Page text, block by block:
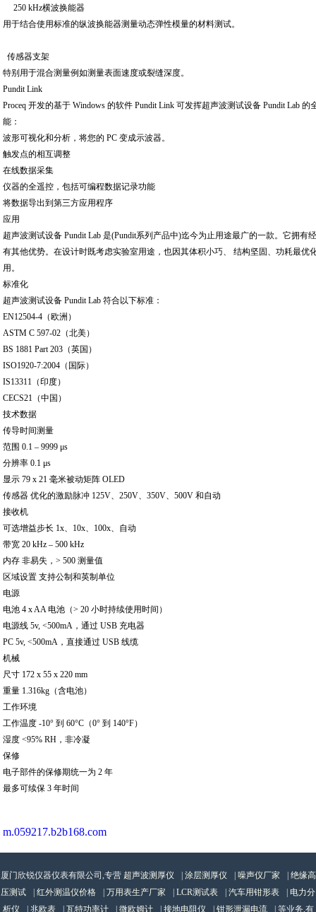
250 kHz横波换能器
用于结合使用标准的纵波换能器测量动态弹性模量的材料测试。
传感器支架
特别用于混合测量例如测量表面速度或裂缝深度。
Pundit Link
Proceq 开发的基于 Windows 的软件 Pundit Link 可发挥超声波测试设备 Pundit Lab
能：
波形可视化和分析，将您的 PC 变成示波器。
触发点的相互调整
在线数据采集
仪器的全遥控，包括可编程数据记录功能
将数据导出到第三方应用程序
应用
超声波测试设备 Pundit Lab 是(Pundit系列产品中)迄今为止用途最广的一款。它拥有
有其他优势。在设计时既考虑实验室用途，也因其体积小巧、 结构坚固、功耗最优
用。
标准化
超声波测试设备 Pundit Lab 符合以下标准：
EN12504-4（欧洲）
ASTM C 597-02（北美）
BS 1881 Part 203（英国）
ISO1920-7:2004（国际）
IS13311（印度）
CECS21（中国）
技术数据
传导时间测量
范围 0.1 – 9999 μs
分辨率 0.1 μs
显示 79 x 21 毫米被动矩阵 OLED
传感器 优化的激励脉冲 125V、250V、350V、500V 和自动
接收机
可选增益步长 1x、10x、100x、自动
带宽 20 kHz – 500 kHz
内存 非易失，> 500 测量值
区域设置 支持公制和英制单位
电源
电池 4 x AA 电池（> 20 小时持续使用时间）
电源线 5v, <500mA，通过 USB 充电器
PC 5v, <500mA，直接通过 USB 线缆
机械
尺寸 172 x 55 x 220 mm
重量 1.316kg（含电池）
工作环境
工作温度 -10° 到 60°C（0° 到 140°F）
湿度 <95% RH，非冷凝
保修
电子部件的保修期统一为 2 年
最多可续保 3 年时间
m.059217.b2b168.com
厦门欣锐仪器仪表有限公司,专营 超声波测厚仪 涂层测厚仪 噪声仪厂家
绝缘高
压测试
红外测温仪价格 万用表生产厂家 LCR测试表 汽车用钳形表
电力分
析仪
兆欧表 瓦特功率计 微欧姆计 接地电阻仪 钳形泄漏电流 | 等业务,有